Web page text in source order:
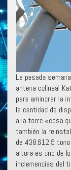
La pasada
antena colineal
para aminorar la
la cantidad de
a la torre «cosa
también la
de 438.612,5
altura es uno de
inclemencias del